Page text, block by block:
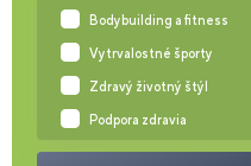
Bodybuilding a fitness
Vytrvalostné športy
Zdravý životný štýl
Podpora zdravia